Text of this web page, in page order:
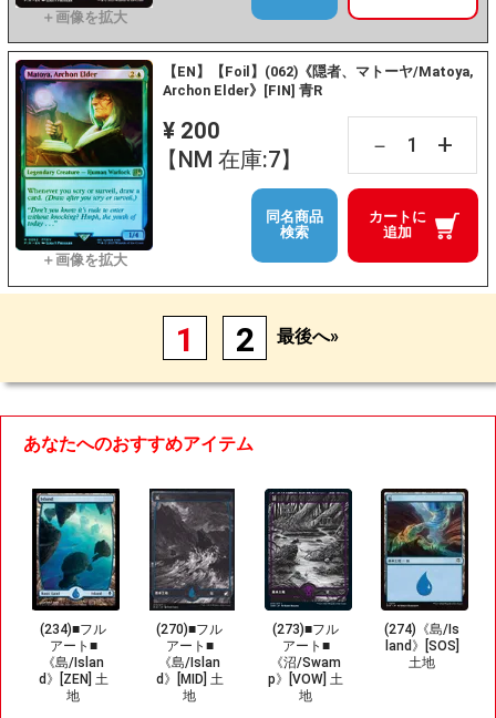
【EN】【Foil】(062)《隠者、マトーヤ/Matoya,
Archon Elder》[FIN] 青R
¥ 200
【NM 在庫:7】
－ +
カートに
追加
同名商品
検索
1 2 最後へ»
あなたへのおすすめアイテム
(234)■フル
アート■
《島/Islan
d》[ZEN] 土
地
(270)■フル
アート■
《島/Islan
d》[MID] 土
地
(273)■フル
アート■
《沼/Swam
p》[VOW] 土
地
(274)《島/Is
land》[SOS]
土地